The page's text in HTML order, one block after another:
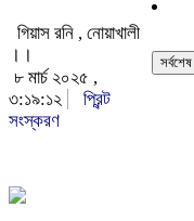
গিয়াস রনি , নোয়াখালী
।।
৮ মার্চ ২০২৫ ,
৩:১৯:১২
প্রিন্ট
সংস্করণ
সর্বশেষ